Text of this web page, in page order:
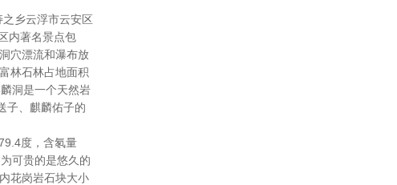
乡云浮市云安区
内著名景点包
穴漂流和瀑布放
林石林占地面积
洞是一个天然岩
子、麒麟佑子的
度，含氡量
可贵的是悠久的
花岗岩石块大小